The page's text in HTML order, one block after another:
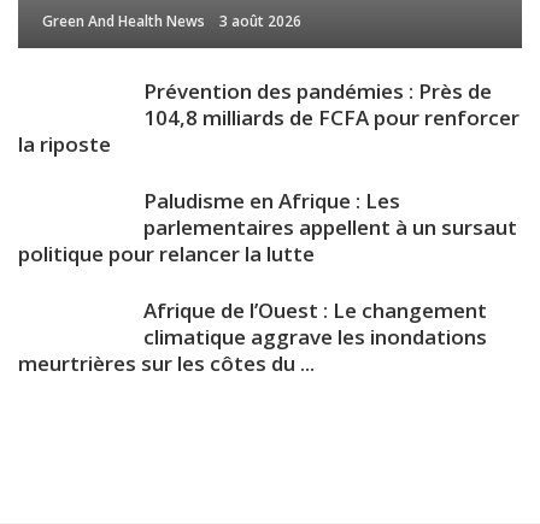
Green And Health News 3 août 2026
Prévention des pandémies : Près de
104,8 milliards de FCFA pour renforcer
la riposte
Paludisme en Afrique : Les
parlementaires appellent à un sursaut
politique pour relancer la lutte
Afrique de l’Ouest : Le changement
climatique aggrave les inondations
meurtrières sur les côtes du ...